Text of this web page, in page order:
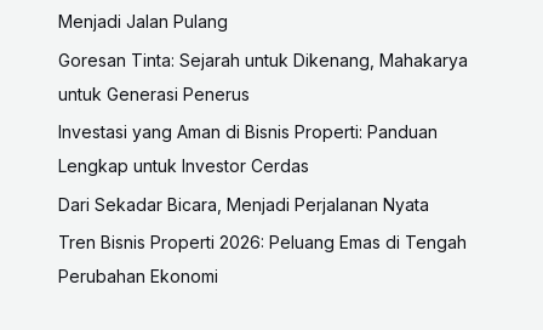
Menjadi Jalan Pulang
Goresan Tinta: Sejarah untuk Dikenang, Mahakarya
untuk Generasi Penerus
Investasi yang Aman di Bisnis Properti: Panduan
Lengkap untuk Investor Cerdas
Dari Sekadar Bicara, Menjadi Perjalanan Nyata
Tren Bisnis Properti 2026: Peluang Emas di Tengah
Perubahan Ekonomi